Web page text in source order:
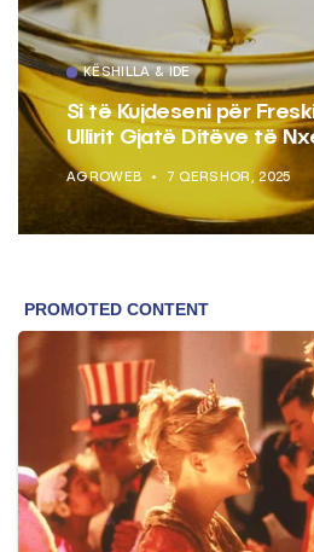
KËSHILLA & IDE
Si të Kujdeseni për
Ullirit Gjatë Ditëve të
AGROWEB 7 QERSHOR, 2025